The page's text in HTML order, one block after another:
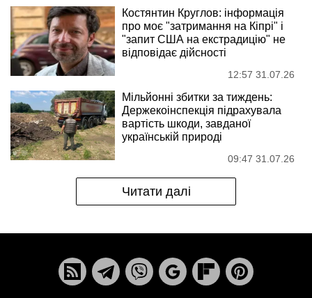
Костянтин Круглов: інформація
про моє "затримання на Кіпрі" і
"запит США на екстрадицію" не
відповідає дійсності
12:57 31.07.26
Мільйонні збитки за тиждень:
Держекоінспекція підрахувала
вартість шкоди, завданої
українській природі
09:47 31.07.26
Читати далі